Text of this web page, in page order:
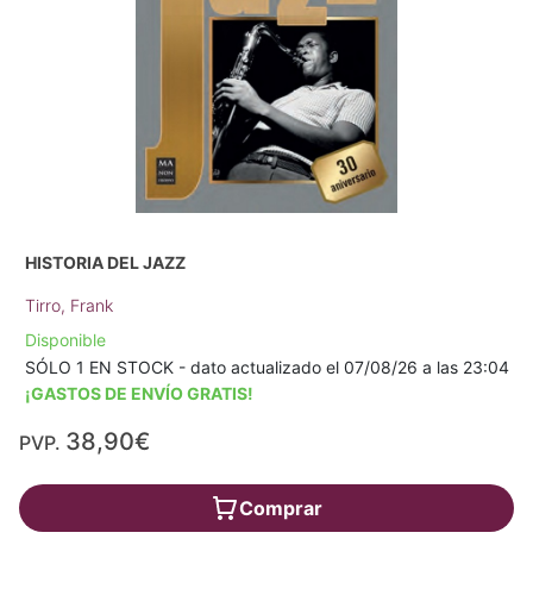
HISTORIA DEL JAZZ
Tirro, Frank
Disponible
SÓLO 1 EN STOCK - dato actualizado el 07/08/26 a las 23:04
¡GASTOS DE ENVÍO GRATIS!
PVP. 38,90€
Comprar